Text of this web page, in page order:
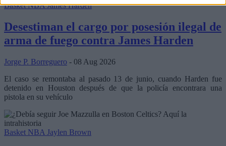
Basket NBAJames Harden
Desestiman el cargo por posesión ilegal de
arma de fuego contra James Harden
Jorge P. Borreguero - 08 Aug 2026
El caso se remontaba al pasado 13 de junio, cuando Harden fue
detenido en Houston después de que la policía encontrara una
pistola en su vehículo
Basket NBA Jaylen Brown